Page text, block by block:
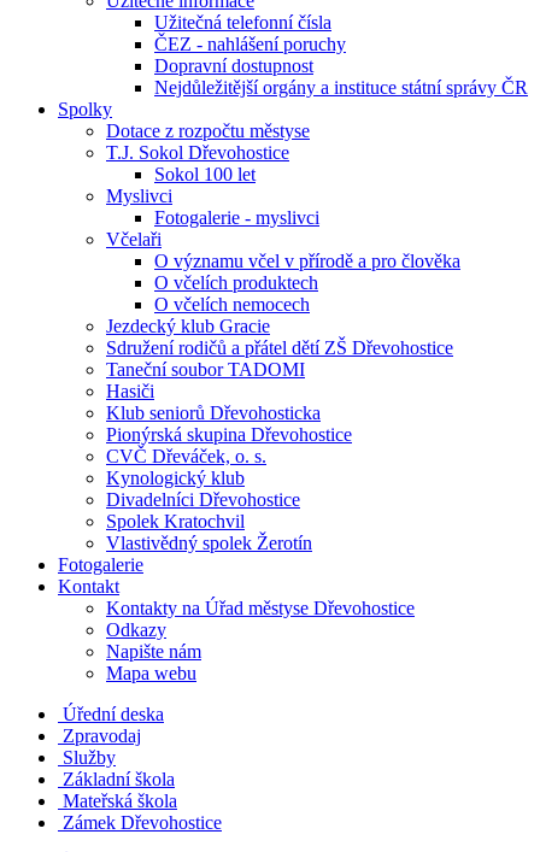
Užitečná telefonní čísla
ČEZ - nahlášení poruchy
Dopravní dostupnost
Nejdůležitější orgány a instituce státní správy ČR
Spolky
Dotace z rozpočtu městyse
T.J. Sokol Dřevohostice
Sokol 100 let
Myslivci
Fotogalerie - myslivci
Včelaři
O významu včel v přírodě a pro člověka
O včelích produktech
O včelích nemocech
Jezdecký klub Gracie
Sdružení rodičů a přátel dětí ZŠ Dřevohostice
Taneční soubor TADOMI
Hasiči
Klub seniorů Dřevohosticka
Pionýrská skupina Dřevohostice
CVČ Dřeváček, o. s.
Kynologický klub
Divadelníci Dřevohostice
Spolek Kratochvil
Vlastivědný spolek Žerotín
Fotogalerie
Kontakt
Kontakty na Úřad městyse Dřevohostice
Odkazy
Napište nám
Mapa webu
Úřední deska
Zpravodaj
Služby
Základní škola
Mateřská škola
Zámek Dřevohostice